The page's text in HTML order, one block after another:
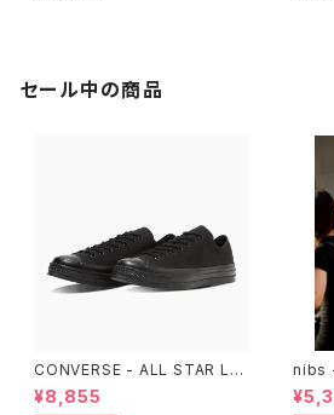
セール中の商品
CONVERSE - ALL STAR LG
CY OX （ALL BLACK)
¥8,855
nibs
e